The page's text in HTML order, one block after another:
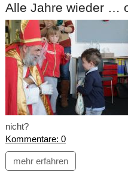
Alle Jahre wieder …
nicht?
Kommentare: 0
mehr erfahren